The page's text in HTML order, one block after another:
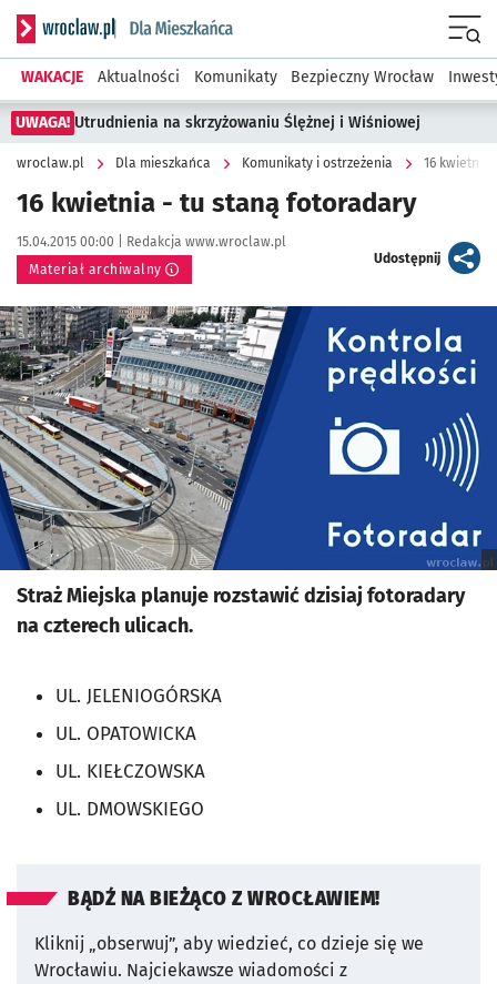
Serwis informacyjny wroclaw.pl podserwis: Dla mieszkańca
WAKACJE Aktualności Komunikaty Bezpieczny Wrocław
UWAGA! Utrudnienia na skrzyżowaniu Ślężnej i Wiśniowej
wroclaw.pl Dla mieszkańca Komunikaty i ostrzeżenia 16 kwietnia
16 kwietnia - tu staną fotoradary
Data publikacji:
15.04.2015 00:00 | Autor:
Redakcja www.wroclaw.pl
Materiał archiwalny
Udostępnijartykuł
Kliknij, aby powiększyć
Straż Miejska planuje rozstawić dzisiaj fotoradary
na czterech ulicach.
UL. JELENIOGÓRSKA
UL. OPATOWICKA
UL. KIEŁCZOWSKA
UL. DMOWSKIEGO
BĄDŹ NA BIEŻĄCO Z WROCŁAWIEM!
Kliknij „obserwuj”, aby wiedzieć, co dzieje się we
Wrocławiu. Najciekawsze wiadomości z